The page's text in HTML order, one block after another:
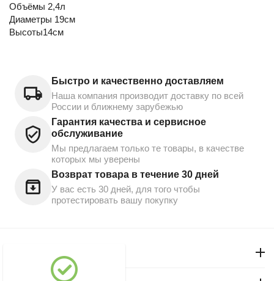
Объёмы 2,4л
Диаметры 19см
Высоты14см
Быстро и качественно доставляем
Наша компания производит доставку по всей
России и ближнему зарубежью
Гарантия качества и сервисное
обслуживание
Мы предлагаем только те товары, в качестве
которых мы уверены
Возврат товара в течение 30 дней
У вас есть 30 дней, для того чтобы
протестировать вашу покупку